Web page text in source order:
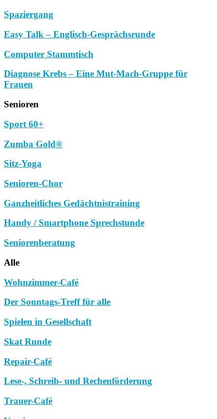
Spaziergang
Easy Talk – Englisch-Gesprächsrunde
Computer Stammtisch
Diagnose Krebs – Eine Mut-Mach-Gruppe für
Frauen
Senioren
Sport 60+
Zumba Gold®
Sitz-Yoga
Senioren-Chor
Ganzheitliches Gedächtnistraining
Handy / Smartphone Sprechstunde
Seniorenberatung
Alle
Wohnzimmer-Café
Der Sonntags-Treff für alle
Spielen in Gesellschaft
Skat Runde
Repair-Café
Lese-, Schreib- und Rechenförderung
Trauer-Café